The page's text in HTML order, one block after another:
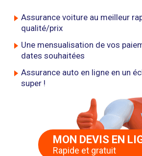
Assurance voiture au meilleur
qualité/prix
Une mensualisation de vos
dates souhaitées
Assurance auto en ligne en un
super !
MON DEVIS EN
Rapide et gratuit